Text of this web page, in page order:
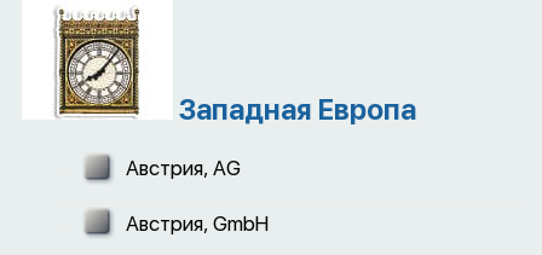
Западная Европа
Австрия, AG
Австрия, GmbH